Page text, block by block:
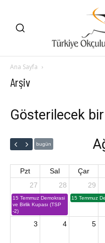
Ana Sayfa
Arşiv
Gösterilecek
bugün
Pzt Sal Çar
27
15 Temmuz Demokrasi
ve Birlik Kupası (TSP
-2)
28 29
15 Temmuz
3 4 5